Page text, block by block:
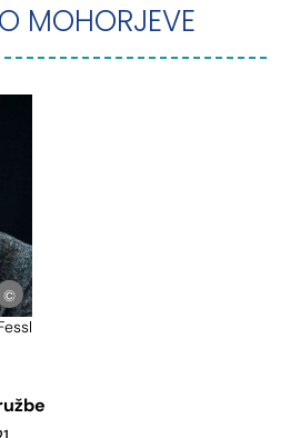
MOHORJEVE
©KhFessl